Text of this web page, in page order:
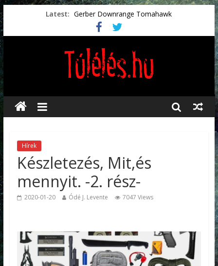
Latest: Gerber Downrange Tomahawk
Vészhelyzeti élelmiszerek
Svéd vészhelyzeti tájékoztató.
Vészhelyzetkezelés
Préselt törlőkendők
Hírek
Készletezés, Mit,és
mennyit. -2. rész-
2020-01-20 Ódé J. Levente 7047 Views